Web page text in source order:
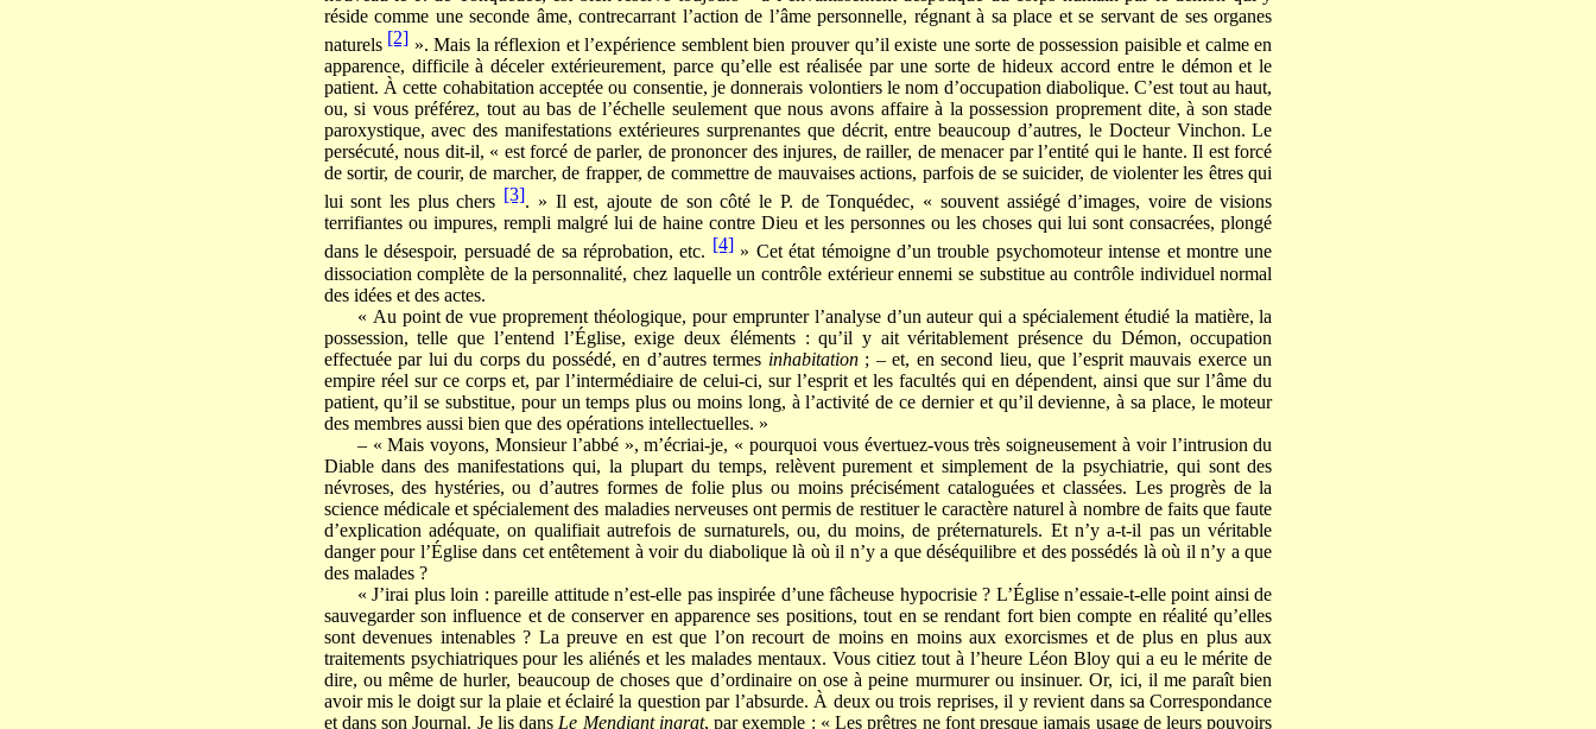
réside comme une seconde âme, contrecarrant l’action de l’âme personnelle, régnant à sa place et se servant de ses organes
naturels [2] ». Mais la réflexion et l’expérience semblent bien prouver qu’il existe une sorte de possession paisible et calme en
apparence, difficile à déceler extérieurement, parce qu’elle est réalisée par une sorte de hideux accord entre le démon et le
patient. À cette cohabitation acceptée ou consentie, je donnerais volontiers le nom d’occupation diabolique. C’est tout au haut,
ou, si vous préférez, tout au bas de l’échelle seulement que nous avons affaire à la possession proprement dite, à son stade
paroxystique, avec des manifestations extérieures surprenantes que décrit, entre beaucoup d’autres, le Docteur Vinchon. Le
persécuté, nous dit-il, « est forcé de parler, de prononcer des injures, de railler, de menacer par l’entité qui le hante. Il est forcé
de sortir, de courir, de marcher, de frapper, de commettre de mauvaises actions, parfois de se suicider, de violenter les êtres qui
lui sont les plus chers [3]. » Il est, ajoute de son côté le P. de Tonquédec, « souvent assiégé d’images, voire de visions
terrifiantes ou impures, rempli malgré lui de haine contre Dieu et les personnes ou les choses qui lui sont consacrées, plongé
dans le désespoir, persuadé de sa réprobation, etc. [4]» Cet état témoigne d’un trouble psychomoteur intense et montre une
dissociation complète de la personnalité, chez laquelle un contrôle extérieur ennemi se substitue au contrôle individuel normal
des idées et des actes.
« Au point de vue proprement théologique, pour emprunter l’analyse d’un auteur qui a spécialement étudié la matière, la
possession, telle que l’entend l’Église, exige deux éléments : qu’il y ait véritablement présence du Démon, occupation
effectuée par lui du corps du possédé, en d’autres termes inhabitation; – et, en second lieu, que l’esprit mauvais exerce un
empire réel sur ce corps et, par l’intermédiaire de celui-ci, sur l’esprit et les facultés qui en dépendent, ainsi que sur l’âme du
patient, qu’il se substitue, pour un temps plus ou moins long, à l’activité de ce dernier et qu’il devienne, à sa place, le moteur
des membres aussi bien que des opérations intellectuelles. »
– « Mais voyons, Monsieur l’abbé », m’écriai-je, « pourquoi vous évertuez-vous très soigneusement à voir l’intrusion du
Diable dans des manifestations qui, la plupart du temps, relèvent purement et simplement de la psychiatrie, qui sont des
névroses, des hystéries, ou d’autres formes de folie plus ou moins précisément cataloguées et classées. Les progrès de la
science médicale et spécialement des maladies nerveuses ont permis de restituer le caractère naturel à nombre de faits que faute
d’explication adéquate, on qualifiait autrefois de surnaturels, ou, du moins, de préternaturels. Et n’y a-t-il pas un véritable
danger pour l’Église dans cet entêtement à voir du diabolique là où il n’y a que déséquilibre et des possédés là où il n’y a que
des malades ?
« J’irai plus loin : pareille attitude n’est-elle pas inspirée d’une fâcheuse hypocrisie ? L’Église n’essaie-t-elle point ainsi de
sauvegarder son influence et de conserver en apparence ses positions, tout en se rendant fort bien compte en réalité qu’elles
sont devenues intenables ? La preuve en est que l’on recourt de moins en moins aux exorcismes et de plus en plus aux
traitements psychiatriques pour les aliénés et les malades mentaux. Vous citiez tout à l’heure Léon Bloy qui a eu le mérite de
dire, ou même de hurler, beaucoup de choses que d’ordinaire on ose à peine murmurer ou insinuer. Or, ici, il me paraît bien
avoir mis le doigt sur la plaie et éclairé la question par l’absurde. À deux ou trois reprises, il y revient dans sa Correspondance
et dans son Journal. Je lis dans Le Mendiant ingrat, par exemple : « Les prêtres ne font presque jamais usage de leurs pouvoirs